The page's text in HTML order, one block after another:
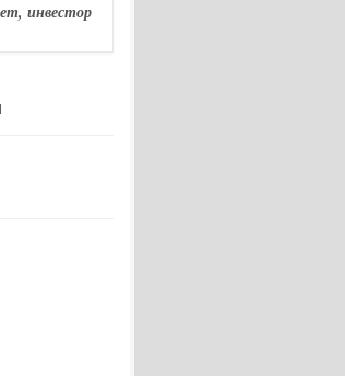
инвестор